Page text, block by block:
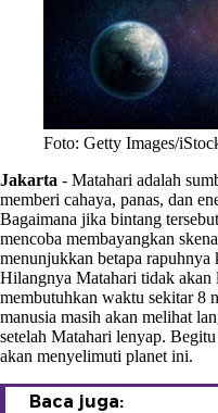
Foto: Getty Images/
Jakarta - Matahari adalah
memberi cahaya, panas, dan
Bagaimana jika bintang
mencoba membayangkan
menunjukkan betapa
Hilangnya Matahari tidak akan
membutuhkan waktu sekitar 8
manusia masih akan melihat
setelah Matahari lenyap.
akan menyelimuti planet ini.
Baca juga: